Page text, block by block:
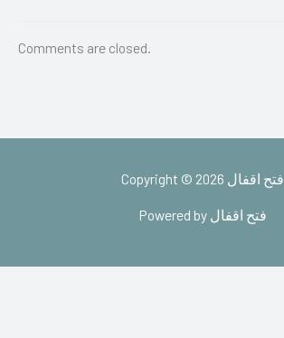
Comments are closed.
Copyright © 2026 فتح اقفال
Powered by فتح اقفال